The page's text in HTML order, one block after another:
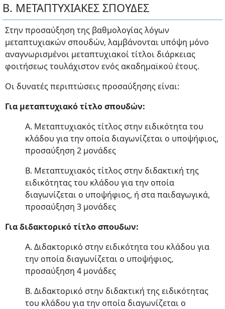
Β. ΜΕΤΑΠΤΥΧΙΑΚΕΣ ΣΠΟΥΔΕΣ
Στην προσαύξηση της βαθμολογίας λόγων
μεταπτυχιακών σπουδών, λαμβάνονται υπόψη μόνο
αναγνωρισμένοι μεταπτυχιακοί τίτλοι διάρκειας
φοιτήσεως τουλάχιστον ενός ακαδημαϊκού έτους.
Οι δυνατές περιπτώσεις προσαύξησης είναι:
Για μεταπτυχιακό τίτλο σπουδών:
Α. Μεταπτυχιακός τίτλος στην ειδικότητα του
κλάδου για την οποία διαγωνίζεται ο υποψήφιος,
προσαύξηση 2 μονάδες
Β. Μεταπτυχιακός τίτλος στην διδακτική της
ειδικότητας του κλάδου για την οποία
διαγωνίζεται ο υποψήφιος, ή στα παιδαγωγικά,
προσαύξηση 3 μονάδες
Για διδακτορικό τίτλο σπουδων:
Α. Διδακτορικό στην ειδικότητα του κλάδου για
την οποία διαγωνίζεται ο υποψήφιος,
προσαύξηση 4 μονάδες
Β. Διδακτορικό στην διδακτική της ειδικότητας
του κλάδου για την οποία διαγωνίζεται ο